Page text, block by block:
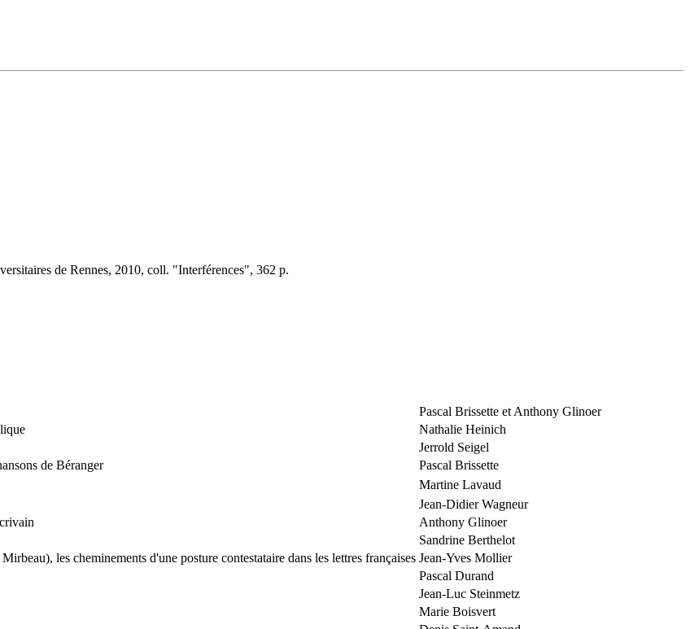
de Rennes, 2010, coll. "Interférences", 362 p.
Pascal Brissette et Anthony Glinoer
Nathalie Heinich
Jerrold Seigel
de Béranger
Pascal Brissette
Martine Lavaud
Jean-DidierWagneur
Anthony Glinoer
Sandrine Berthelot
les cheminements d'une posture contestataire dans les lettres françaises Jean-Yves Mollier
Pascal Durand
Jean-Luc Steinmetz
Marie Boisvert